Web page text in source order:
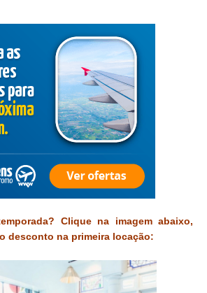
Clique na imagem abaixo,
desconto na primeira locação: